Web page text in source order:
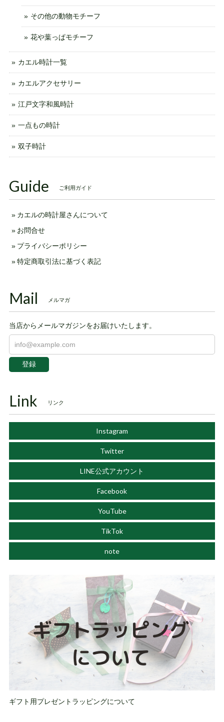
その他の動物モチーフ
花や葉っぱモチーフ
カエル時計一覧
カエルアクセサリー
江戸文字和風時計
一点もの時計
双子時計
Guide ご利用ガイド
カエルの時計屋さんについて
お問合せ
プライバシーポリシー
特定商取引法に基づく表記
Mail メルマガ
当店からメールマガジンをお届けいたします。
登録
Link リンク
Instagram
Twitter
LINE公式アカウント
Facebook
YouTube
TikTok
note
ギフト用プレゼントラッピングについて